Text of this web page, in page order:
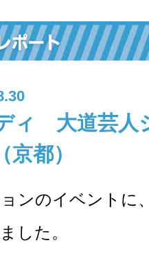
ィ 大道芸人
都）
ンのイベントに
した。